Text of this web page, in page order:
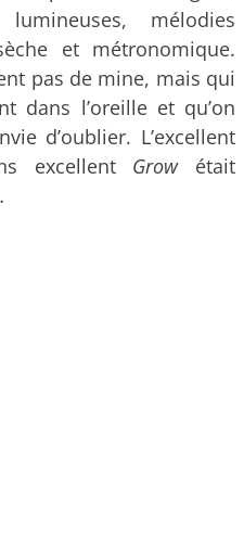
mélodies
et métronomique.
pas de mine, mais qui
dans l’oreille et qu’on
d’oublier. L’excellent
excellent Growétait